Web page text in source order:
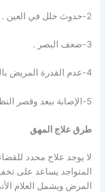
2-حدوث خلل في العين .
3-ضعف البصر .
4-عدم القدرة المريض بالسيطرة على حركة العين .
5-الإصابة ببعد وقصر النظر .
طرق علاج المهق
لا يوجد علاج محدد
المتواجد يساعد على
المرض ويشمل العلام